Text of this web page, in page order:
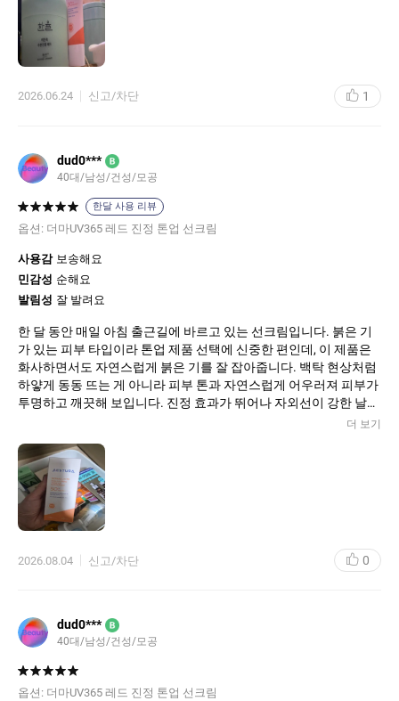
더 놀라운건 볼에 홍조 뿐 만 아니라
제가 세안을 강하게 하는 편이라*(모공이 아주 큰편
세안을 여러번 하지 않으면 모공에 낀 썬을 깨끗이
그래서 볼 부분이 홍조를 제외하고도 빨갛게
이 썬크림은 그 붉은기를 완전 잡아줘요
썬크림을 바르고 쿠션이나 덮지 않아도 되요!
여름엔 썬 바르고 그 위에 쿠션하고 하면 답답
하잖아요
근데 이 썬크림만 바르면 끝이에요
이번 여름에는 필수품으로 자리 잡았어요
2026.06.24 신고/차단 1
dud0*** B
40대/남성/건성/모공
한달 사용 리뷰
옵션: 더마UV365 레드 진정 톤업 선크림
사용감 보송해요
민감성 순해요
발림성 잘 발려요
한 달 동안 매일 아침 출근길에 바르고 있는 선크림입니다. 붉은 기
가 있는 피부 타입이라 톤업 제품 선택에 신중한 편인데, 이 제품은
화사하면서도 자연스럽게 붉은 기를 잘 잡아줍니다. 백탁 현상처럼
하얗게 동동 뜨는 게 아니라 피부 톤과 자연스럽게 어우러져 피부가
투명하고 깨끗해 보입니다. 진정 효과가 뛰어나 자외선이 강한 날에
도 피부가 자극받거나 따가운 느낌이 전혀 없었습니다. 발림성이 촉
메이크업을 올려도 밀리지 않고 잘 먹습니다. 피부가 민감한 분들에
게 강력 추천합니다.
더 보기
2026.08.04 신고/차단 0
dud0*** B
40대/남성/건성/모공
옵션: 더마UV365 레드 진정 톤업 선크림